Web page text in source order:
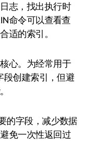
志，找出执行时
命令可以查看查
适的索引。
心。为经常用于
段创建索引，但避
的字段，减少数据
免一次性返回过